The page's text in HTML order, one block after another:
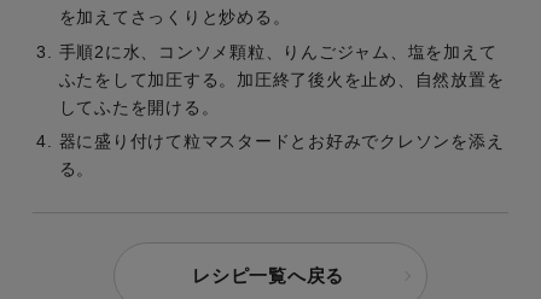
を加えてさっくりと炒める。
手順2に水、コンソメ顆粒、りんごジャム、塩を加えて
ふたをして加圧する。加圧終了後火を止め、自然放置を
してふたを開ける。
器に盛り付けて粒マスタードとお好みでクレソンを添え
る。
レシピ一覧へ戻る